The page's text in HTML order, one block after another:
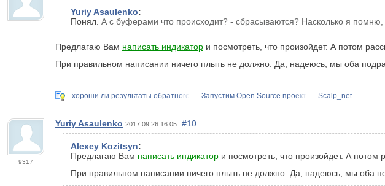
Yuriy Asaulenko:
Понял. А с буферами что происходит? - сбрасываются? Насколько я
Предлагаю Вам написать индикатор и посмотреть, что произойдет. А потом
При правильном написании ничего плыть не должно. Да, надеюсь, мы оба
хороши ли результаты обратного Запустим Open Source проект Scalp_net
9317
Yuriy Asaulenko 2017.09.26 16:05 #10
Alexey Kozitsyn:
Предлагаю Вам написать индикатор и посмотреть, что произойдет. А
При правильном написании ничего плыть не должно. Да, надеюсь, мы оба